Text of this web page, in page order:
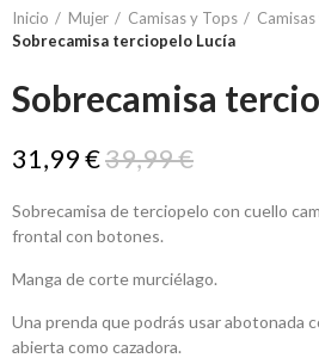
Inicio Mujer Camisas y Tops
Sobrecamisa terciopelo Lucía
Sobrecamisa
31,99 €39,99 €
Sobrecamisa de terciopelo con cuello
frontal con botones.
Manga de corte murciélago.
Una prenda que podrás usar abotonada
abierta como cazadora.